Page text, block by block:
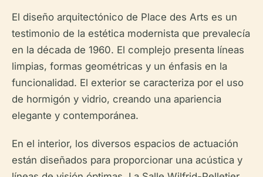
El diseño arquitectónico de Place des Arts es un
testimonio de la estética modernista que prevalecía
en la década de 1960. El complejo presenta líneas
limpias, formas geométricas y un énfasis en la
funcionalidad. El exterior se caracteriza por el uso
de hormigón y vidrio, creando una apariencia
elegante y contemporánea.
En el interior, los diversos espacios de actuación
están diseñados para proporcionar una acústica y